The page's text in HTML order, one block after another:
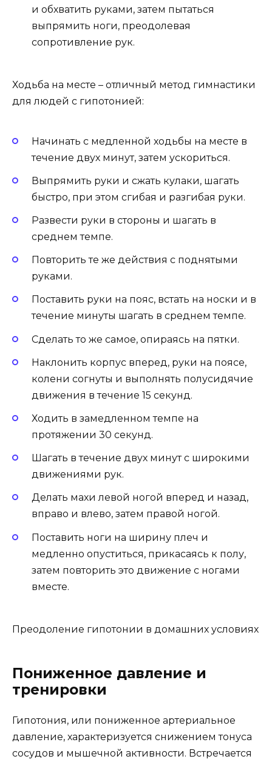
и обхватить руками, затем пытаться
выпрямить ноги, преодолевая
сопротивление рук.
Ходьба на месте – отличный метод гимнастики
для людей с гипотонией:
Начинать с медленной ходьбы на месте в
течение двух минут, затем ускориться.
Выпрямить руки и сжать кулаки, шагать
быстро, при этом сгибая и разгибая руки.
Развести руки в стороны и шагать в
среднем темпе.
Повторить те же действия с поднятыми
руками.
Поставить руки на пояс, встать на носки и в
течение минуты шагать в среднем темпе.
Сделать то же самое, опираясь на пятки.
Наклонить корпус вперед, руки на поясе,
колени согнуты и выполнять полусидячие
движения в течение 15 секунд.
Ходить в замедленном темпе на
протяжении 30 секунд.
Шагать в течение двух минут с широкими
движениями рук.
Делать махи левой ногой вперед и назад,
вправо и влево, затем правой ногой.
Поставить ноги на ширину плеч и
медленно опуститься, прикасаясь к полу,
затем повторить это движение с ногами
вместе.
Преодоление гипотонии в домашних условиях
Пониженное давление и
тренировки
Гипотония, или пониженное артериальное
давление, характеризуется снижением тонуса
сосудов и мышечной активности. Встречается